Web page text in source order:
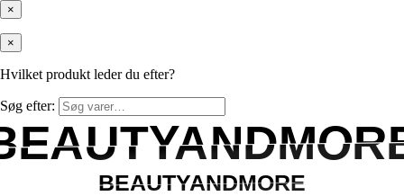
×
×
Hvilket produkt leder du efter?
Søg efter:
BEAUTYANDMORE
BEAUTYANDMORE